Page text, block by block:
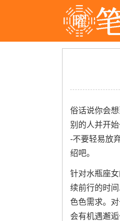
俗话说你会
别的人并开
-不要轻易放
绍吧。
针对水瓶座
续前行的时
色色需求。
会有机遇邂